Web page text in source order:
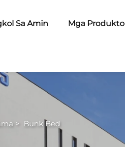
Sa Amin Mga Produkto
> Bunk Bed